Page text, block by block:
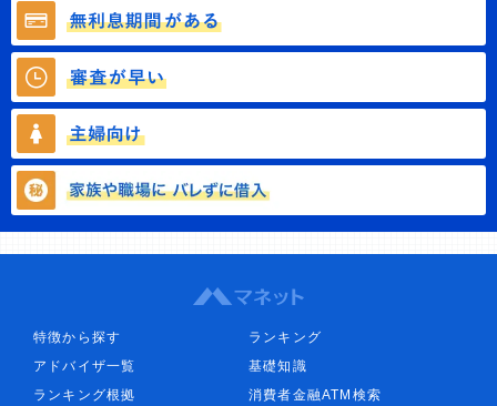
特徴から探す
ランキング
アドバイザ一覧
基礎知識
ランキング根拠
消費者金融ATM検索